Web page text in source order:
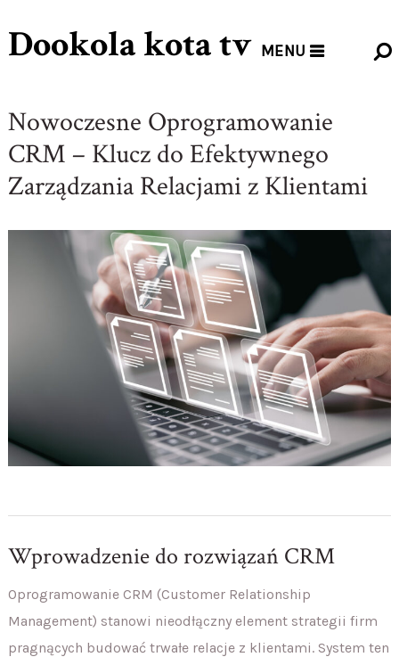
Dookola kota tv MENU
Nowoczesne Oprogramowanie
CRM – Klucz do Efektywnego
Zarządzania Relacjami z Klientami
Wprowadzenie do rozwiązań CRM
Oprogramowanie CRM (Customer Relationship
Management) stanowi nieodłączny element strategii firm
pragnących budować trwałe relacje z klientami. System ten